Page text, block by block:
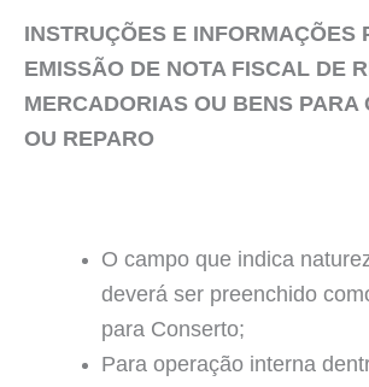
INSTRUÇÕES E INFORMAÇÕES
EMISSÃO DE NOTA FISCAL DE
MERCADORIAS OU BENS PARA
OU REPARO
O campo que indica
deverá ser preenchido
para Conserto;
Para operação interna